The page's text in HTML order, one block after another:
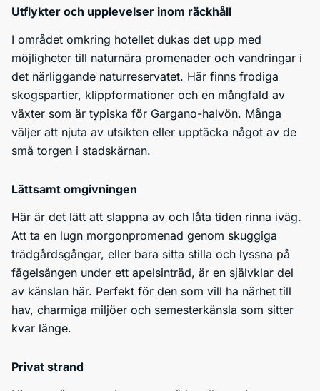
Utflykter och upplevelser inom räckhåll
I området omkring hotellet dukas det upp med
möjligheter till naturnära promenader och vandringar i
det närliggande naturreservatet. Här finns frodiga
skogspartier, klippformationer och en mångfald av
växter som är typiska för Gargano-halvön. Många
väljer att njuta av utsikten eller upptäcka något av de
små torgen i stadskärnan.
Lättsamt omgivningen
Här är det lätt att slappna av och låta tiden rinna iväg.
Att ta en lugn morgonpromenad genom skuggiga
trädgårdsgångar, eller bara sitta stilla och lyssna på
fågelsången under ett apelsinträd, är en självklar del
av känslan här. Perfekt för den som vill ha närhet till
hav, charmiga miljöer och semesterkänsla som sitter
kvar länge.
Privat strand